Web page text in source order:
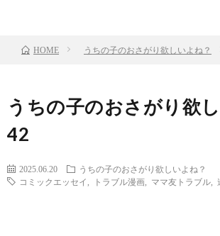
HOME うちの子のおさがり欲しいよね？
うちの子のおさがり欲
42
2025.06.20
うちの子のおさがり欲しいよね？
コミックエッセイ
トラブル漫画 ママ友トラブル